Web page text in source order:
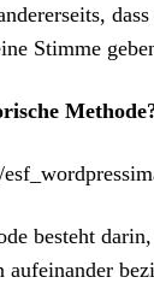
Stimme
beste­ht
aufeinan­der